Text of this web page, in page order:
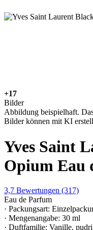
+17
Bilder
Abbildung beispielhaft.
Bilder können mit KI
Yves Saint
Opium Eau
3,7 Bewertungen (317)
Eau de Parfum
· Packungsart:
· Mengenangabe: 30 ml
· Duftfamilie: Vanille,